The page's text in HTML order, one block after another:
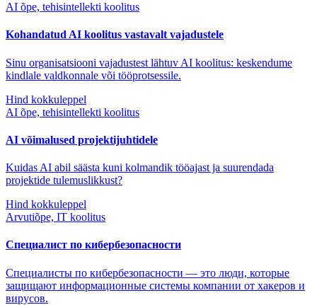
AI õpe, tehisintellekti koolitus
Kohandatud AI koolitus vastavalt vajadustele
Sinu organisatsiooni vajadustest lähtuv AI koolitus: keskendume
kindlale valdkonnale või tööprotsessile.
Hind kokkuleppel
AI õpe, tehisintellekti koolitus
AI võimalused projektijuhtidele
Kuidas AI abil säästa kuni kolmandik tööajast ja suurendada
projektide tulemuslikkust?
Hind kokkuleppel
Arvutiõpe, IT koolitus
Специалист по кибербезопасности
Специалисты по кибербезопасности — это люди, которые
защищают информационные системы компании от хакеров и
вирусов.